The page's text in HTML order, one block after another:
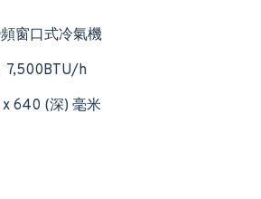
窗口式冷氣機
7,500BTU/h
640 (深) 毫米